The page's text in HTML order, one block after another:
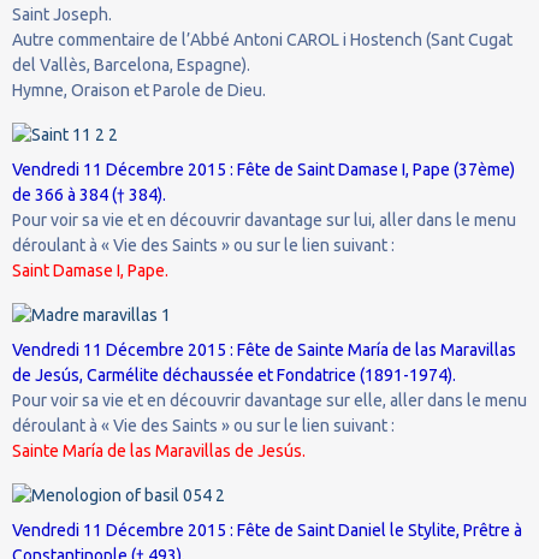
Saint Joseph.
Autre commentaire de l’Abbé Antoni CAROL i Hostench (Sant Cugat
del Vallès, Barcelona, Espagne).
Hymne, Oraison et Parole de Dieu.
Vendredi 11 Décembre 2015 : Fête de Saint Damase I, Pape (37ème)
de 366 à 384 († 384).
Pour voir sa vie et en découvrir davantage sur lui, aller dans le menu
déroulant à « Vie des Saints » ou sur le lien suivant :
Saint Damase I, Pape.
Vendredi 11 Décembre 2015 : Fête de Sainte María de las Maravillas
de Jesús, Carmélite déchaussée et Fondatrice (1891-1974).
Pour voir sa vie et en découvrir davantage sur elle, aller dans le menu
déroulant à « Vie des Saints » ou sur le lien suivant :
Sainte María de las Maravillas de Jesús.
Vendredi 11 Décembre 2015 : Fête de Saint Daniel le Stylite, Prêtre à
Constantinople († 493).